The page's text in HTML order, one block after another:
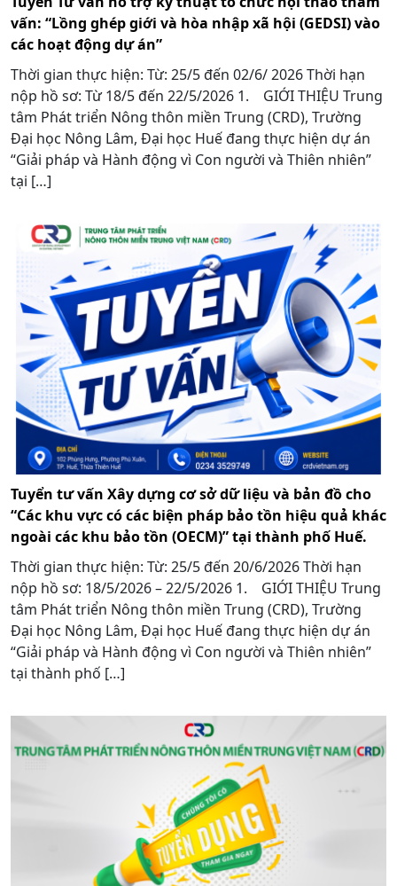
vấn: “Lồng ghép giới và hòa nhập xã hội (GEDSI) vào
các hoạt động dự án”
Thời gian thực hiện: Từ: 25/5 đến 02/6/ 2026 Thời hạn
nộp hồ sơ: Từ 18/5 đến 22/5/2026 1. GIỚI THIỆU Trung
tâm Phát triển Nông thôn miền Trung (CRD), Trường
Đại học Nông Lâm, Đại học Huế đang thực hiện dự án
“Giải pháp và Hành động vì Con người và Thiên nhiên”
tại […]
Tuyển tư vấn Xây dựng cơ sở dữ liệu và bản đồ cho
“Các khu vực có các biện pháp bảo tồn hiệu quả khác
ngoài các khu bảo tồn (OECM)” tại thành phố Huế.
Thời gian thực hiện: Từ: 25/5 đến 20/6/2026 Thời hạn
nộp hồ sơ: 18/5/2026 – 22/5/2026 1. GIỚI THIỆU Trung
tâm Phát triển Nông thôn miền Trung (CRD), Trường
Đại học Nông Lâm, Đại học Huế đang thực hiện dự án
“Giải pháp và Hành động vì Con người và Thiên nhiên”
tại thành phố […]